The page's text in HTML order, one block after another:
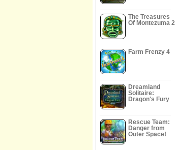
The Treasures
Of Montezuma 2
Farm Frenzy 4
Dreamland
Solitaire:
Dragon's Fury
Rescue Team:
Danger from
Outer Space!